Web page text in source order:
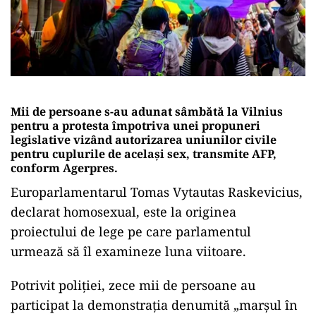
Mii de persoane s-au adunat sâmbătă la Vilnius
pentru a protesta împotriva unei propuneri
legislative vizând autorizarea uniunilor civile
pentru cuplurile de acelaşi sex, transmite AFP,
conform Agerpres.
Europarlamentarul Tomas Vytautas Raskevicius,
declarat homosexual, este la originea
proiectului de lege pe care parlamentul
urmează să îl examineze luna viitoare.
Potrivit poliţiei, zece mii de persoane au
participat la demonstraţia denumită „marşul în